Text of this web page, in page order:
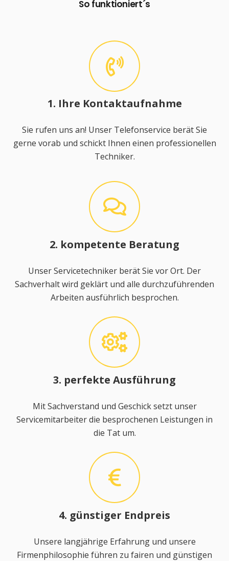
So funktioniert´s
1. Ihre Kontaktaufnahme
Sie rufen uns an! Unser Telefonservice berät Sie
gerne vorab und schickt Ihnen einen professionellen
Techniker.
2. kompetente Beratung
Unser Servicetechniker berät Sie vor Ort. Der
Sachverhalt wird geklärt und alle durchzuführenden
Arbeiten ausführlich besprochen.
3. perfekte Ausführung
Mit Sachverstand und Geschick setzt unser
Servicemitarbeiter die besprochenen Leistungen in
die Tat um.
4. günstiger Endpreis
Unsere langjährige Erfahrung und unsere
Firmenphilosophie führen zu fairen und günstigen